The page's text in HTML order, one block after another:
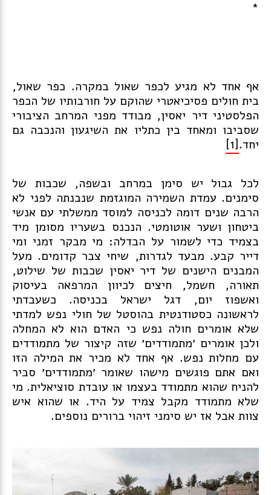
*
אף אחד לא מגיע לכפר שאול במקרה. כפר שאול,
בית חולים פסיכיאטרי שהוקם על חורבותיו של הכפר
הפלסטיני דיר יאסין, מבודד מפני המרחב הציבורי
שסביבו ומאחד בין כתליו את השיגעון והנכבה גם
יחד.[1]
לכל גבול יש סימן במרחב ובשפה, שכבות של
סימנים. עמדת השמירה המוגזמת שנבנתה לפני לא
הרבה שנים דומה לכניסה למוסד ממשלתי עם אנשי
ביטחון ושער אוטומטי. הנכנס בשעריו מסומן מיד
בצמיד כדי לשמור על הבדלה: מי מבקר זמני ומי
דייר קבע. מבעד לגדרות, שיחי צבר קדומים. מעל
המבנים הישנים של דיר יאסין שכבות של שילוט,
תאורה, חשמל, חיצים לכיוון המרפאה בעיסוק
ואשפוז יום, דגל ישראל בכניסה. כשעבדתי
לראשונה כסטודנטית בהוסטל של חולי נפש למדתי
שלא אומרים חולה נפש כי האדם הוא לא המחלה
ולכן אומרים ׳מתמודדים׳ שזה קיצור של מתמודדים
עם מחלות נפש. אף אחד לא מכיר את המילה הזו
ואם אתם פוגשים מישהו שאומר ׳מתמודדים׳ סביר
להניח שהוא מתמודד בעצמו או עובדת סוציאלית. מי
שלא מתמודד מקבל צמיד על היד. או שהוא איש
צוות אבל אז יש סימני זיהוי ברורים נוספים.